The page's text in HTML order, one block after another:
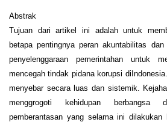
Abstrak
Tujuan dari artikel ini adalah untuk
betapa pentingnya peran akuntabilitas
penyelenggaraan pemerintahan untuk
mencegah tindak pidana korupsi
menyebar secara luas dan sistemik.
menggrogoti kehidupan berbangsa
pemberantasan yang selama ini